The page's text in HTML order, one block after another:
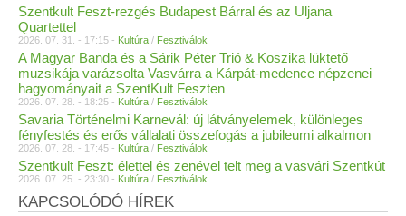
Szentkult Feszt-rezgés Budapest Bárral és az Uljana
Quartettel
2026. 07. 31. - 17:15 - Kultúra / Fesztiválok
A Magyar Banda és a Sárik Péter Trió & Koszika lüktető
muzsikája varázsolta Vasvárra a Kárpát-medence népzenei
hagyományait a SzentKult Feszten
2026. 07. 28. - 18:25 - Kultúra / Fesztiválok
Savaria Történelmi Karnevál: új látványelemek, különleges
fényfestés és erős vállalati összefogás a jubileumi alkalmon
2026. 07. 28. - 17:45 - Kultúra / Fesztiválok
Szentkult Feszt: élettel és zenével telt meg a vasvári Szentkút
2026. 07. 25. - 23:30 - Kultúra / Fesztiválok
KAPCSOLÓDÓ HÍREK